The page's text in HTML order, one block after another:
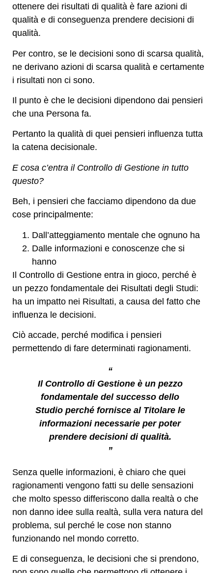
ottenere dei risultati di qualità è fare azioni di
qualità e di conseguenza prendere decisioni di
qualità.
Per contro, se le decisioni sono di scarsa qualità,
ne derivano azioni di scarsa qualità e certamente
i risultati non ci sono.
Il punto è che le decisioni dipendono dai pensieri
che una Persona fa.
Pertanto la qualità di quei pensieri influenza tutta
la catena decisionale.
E cosa c’entra il Controllo di Gestione in tutto
questo?
Beh, i pensieri che facciamo dipendono da due
cose principalmente:
Dall’atteggiamento mentale che ognuno ha
Dalle informazioni e conoscenze che si
hanno
Il Controllo di Gestione entra in gioco, perché è
un pezzo fondamentale dei Risultati degli Studi:
ha un impatto nei Risultati, a causa del fatto che
influenza le decisioni.
Ciò accade, perché modifica i pensieri
permettendo di fare determinati ragionamenti.
“
Il Controllo di Gestione è un pezzo
fondamentale del successo dello
Studio perché fornisce al Titolare le
informazioni necessarie per poter
prendere decisioni di qualità.
”
Senza quelle informazioni, è chiaro che quei
ragionamenti vengono fatti su delle sensazioni
che molto spesso differiscono dalla realtà o che
non danno idee sulla realtà, sulla vera natura del
problema, sul perché le cose non stanno
funzionando nel mondo corretto.
E di conseguenza, le decisioni che si prendono,